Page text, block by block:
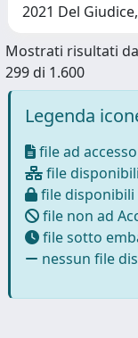
2021 Del
Mostrati risultati
299 di 1.600
Legenda
file ad
file
file
file non ad
file sotto
nessun file